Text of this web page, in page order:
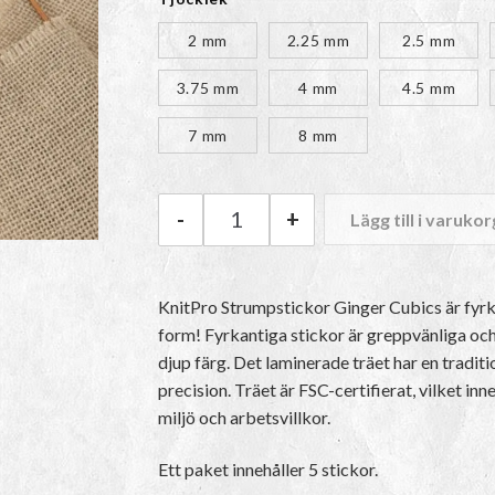
2 mm 2.25 mm 2.5 mm
3.75 mm 4 mm 4.5 mm
7 mm 8 mm
KnitPro Strumpstickor Ginger
- + Lägg till i
KnitPro Strumpstickor Ginger Cubics är
form! Fyrkantiga stickor är greppvänliga
djup färg. Det laminerade träet har en
precision. Träet är FSC-certifierat, vilket
miljö och arbetsvillkor.
Ett paket innehåller 5 stickor.